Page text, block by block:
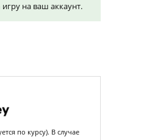
на ваш аккаунт.
по курсу). В случае